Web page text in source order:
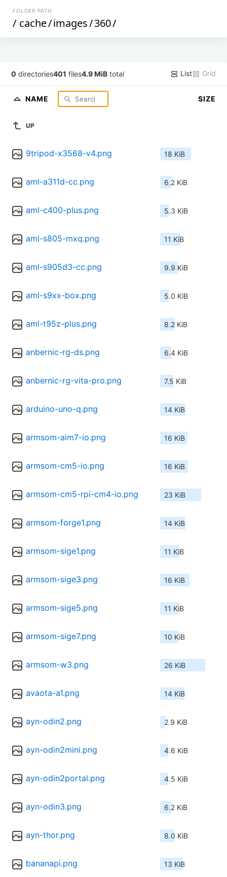
FOLDER PATH
/ cache/images/360/
0 directories401 files4.9 MiB total List Grid
NAME SIZE
UP
9tripod-x3568-v4.png 18 KiB
aml-a311d-cc.png 6.2 KiB
aml-c400-plus.png 5.3 KiB
aml-s805-mxq.png 11 KiB
aml-s905d3-cc.png 9.9 KiB
aml-s9xx-box.png 5.0 KiB
aml-t95z-plus.png 8.2 KiB
anbernic-rg-ds.png 6.4 KiB
anbernic-rg-vita-pro.png 7.5 KiB
arduino-uno-q.png 14 KiB
armsom-aim7-io.png 16 KiB
armsom-cm5-io.png 16 KiB
armsom-cm5-rpi-cm4-io.png 23 KiB
armsom-forge1.png 14 KiB
armsom-sige1.png 11 KiB
armsom-sige3.png 16 KiB
armsom-sige5.png 11 KiB
armsom-sige7.png 10 KiB
armsom-w3.png 26 KiB
avaota-a1.png 14 KiB
ayn-odin2.png 2.9 KiB
ayn-odin2mini.png 4.6 KiB
ayn-odin2portal.png 4.5 KiB
ayn-odin3.png 6.2 KiB
ayn-thor.png 8.0 KiB
bananapi.png 13 KiB